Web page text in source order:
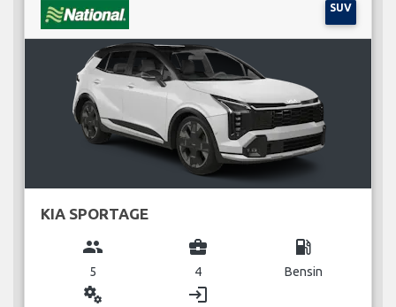
SUV
KIA SPORTAGE
group
5
business_center
4
local_gas_station
Bensin
miscellaneous_services login